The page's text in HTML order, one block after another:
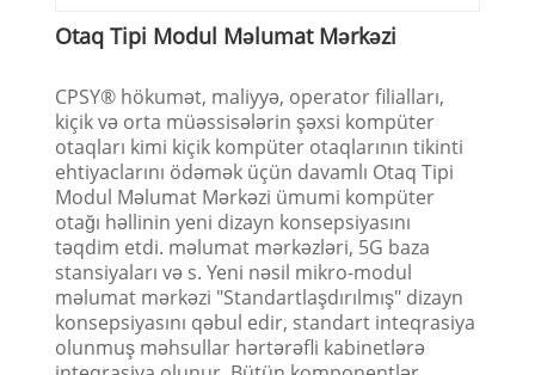
Otaq Tipi Modul Məlumat Mərkəzi
CPSY® hökumət, maliyyə, operator filialları,
kiçik və orta müəssisələrin şəxsi kompüter
otaqları kimi kiçik kompüter otaqlarının tikinti
ehtiyaclarını ödəmək üçün davamlı Otaq Tipi
Modul Məlumat Mərkəzi ümumi kompüter
otağı həllinin yeni dizayn konsepsiyasını
təqdim etdi. məlumat mərkəzləri, 5G baza
stansiyaları və s. Yeni nəsil mikro-modul
məlumat mərkəzi "Standartlaşdırılmış" dizayn
konsepsiyasını qəbul edir, standart inteqrasiya
olunmuş məhsullar hərtərəfli kabinetlərə